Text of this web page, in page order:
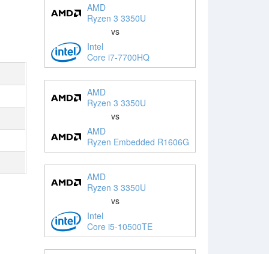
AMD
Ryzen 3 3350U
vs
Intel
Core i7-7700HQ
AMD
Ryzen 3 3350U
vs
AMD
Ryzen Embedded R1606G
AMD
Ryzen 3 3350U
vs
Intel
Core i5-10500TE